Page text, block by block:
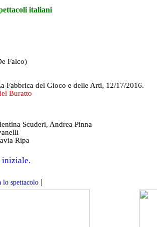
italiani
Falco)
Fabbrica del Gioco e delle Arti, 12/17/2016.
Buratto
Scuderi, Andrea Pinna
Ripa
iniziale.
lo spettacolo |